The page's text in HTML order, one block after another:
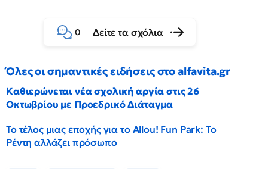
0 Δείτε τα σχόλια
Όλες οι σημαντικές ειδήσεις στο alfavita.gr
Καθιερώνεται νέα σχολική αργία στις 26
Οκτωβρίου με Προεδρικό Διάταγμα
Το τέλος μιας εποχής για το Allou! Fun Park: Το
Ρέντη αλλάζει πρόσωπο